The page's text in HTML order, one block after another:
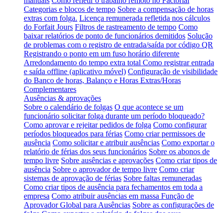
Categorias e blocos de tempo Sobre a compensação de horas
extras com folga. Licença remunerada refletida nos cálculos
do Forfait Jours Filtros de rastreamento de tempo Como
baixar relatórios de ponto de funcionários demitidos Solução
de problemas com o registro de entrada/saída por código QR
Registrando o ponto em um fuso horário diferente
Arredondamento do tempo extra total Como registrar entrada
e saída offline (aplicativo móvel) Configuração de visibilidade
do Banco de horas, Balanço e Horas Extras/Horas
Complementares
Ausências & aprovações
Sobre o calendário de folgas O que acontece se um
funcionário solicitar folga durante um período bloqueado?
Como aprovar e rejeitar pedidos de folga Como configurar
períodos bloqueados para férias Como criar permissoes de
ausência Como solicitar e atribuir ausências Como exportar o
relatório de férias dos seus funcionários Sobre os abonos de
tempo livre Sobre ausências e aprovações Como criar tipos de
ausência Sobre o aprovador de tempo livre Como criar
sistemas de aprovação de férias Sobre faltas remuneradas
Como criar tipos de ausência para fechamentos em toda a
empresa Como atribuir ausências em massa Função de
Aprovador Global para Ausências Sobre as configurações de